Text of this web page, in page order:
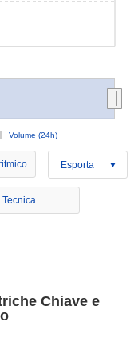
Volume (24h)
Esporta
Chiave e